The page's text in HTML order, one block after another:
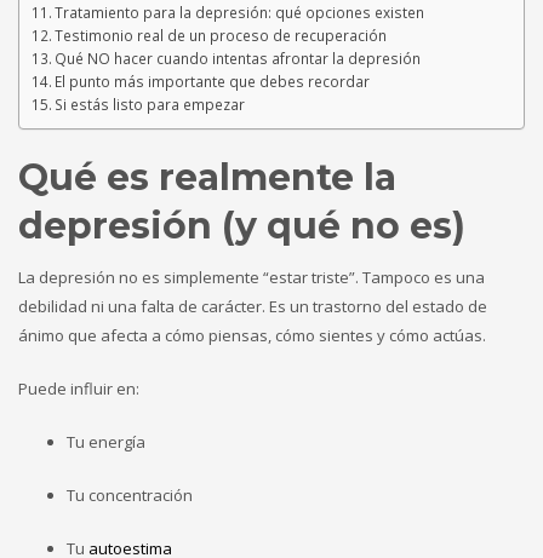
Tratamiento para la depresión: qué opciones existen
Testimonio real de un proceso de recuperación
Qué NO hacer cuando intentas afrontar la depresión
El punto más importante que debes recordar
Si estás listo para empezar
Qué es realmente la
depresión (y qué no es)
La depresión no es simplemente “estar triste”. Tampoco es una
debilidad ni una falta de carácter. Es un trastorno del estado de
ánimo que afecta a cómo piensas, cómo sientes y cómo actúas.
Puede influir en:
Tu energía
Tu concentración
Tu autoestima